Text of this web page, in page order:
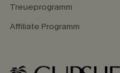
Treueprogramm
Affiliate Programm